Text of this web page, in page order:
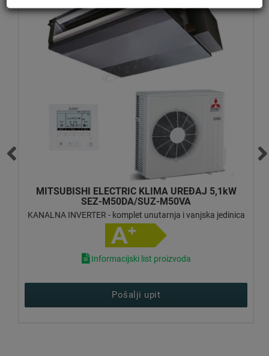
MITSUBISHI ELECTRIC KLIMA UREĐAJ 5,1kW
SEZ-M50DA/SUZ-M50VA
KANALNA INVERTER - komplet unutarnja i vanjska jedinica
Informacijski list proizvoda
Pošalji upit